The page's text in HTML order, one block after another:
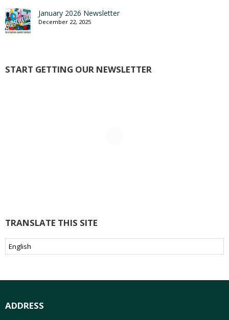
January 2026 Newsletter
December 22, 2025
START GETTING OUR NEWSLETTER
TRANSLATE THIS SITE
ADDRESS